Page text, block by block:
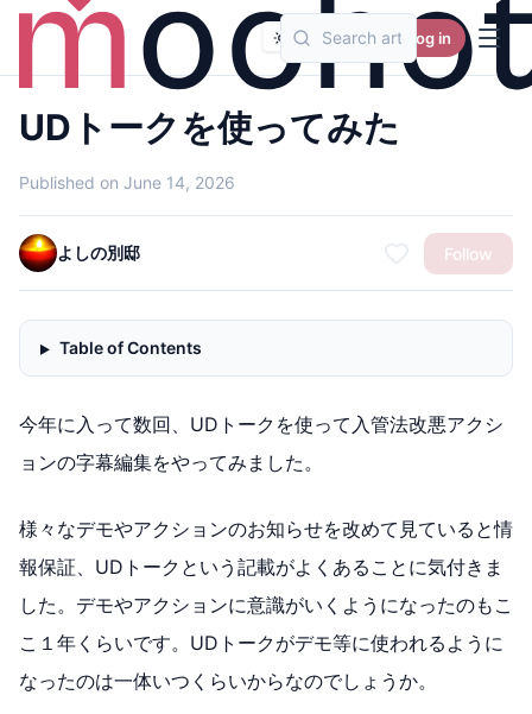
Log in
UDトークを使ってみた
Published on June 14, 2026
よしの別邸 Follow
Table of Contents
今年に入って数回、UDトークを使って入管法改悪アクシ
ョンの字幕編集をやってみました。
様々なデモやアクションのお知らせを改めて見ていると情
報保証、UDトークという記載がよくあることに気付きま
した。デモやアクションに意識がいくようになったのもこ
こ１年くらいです。UDトークがデモ等に使われるように
なったのは一体いつくらいからなのでしょうか。